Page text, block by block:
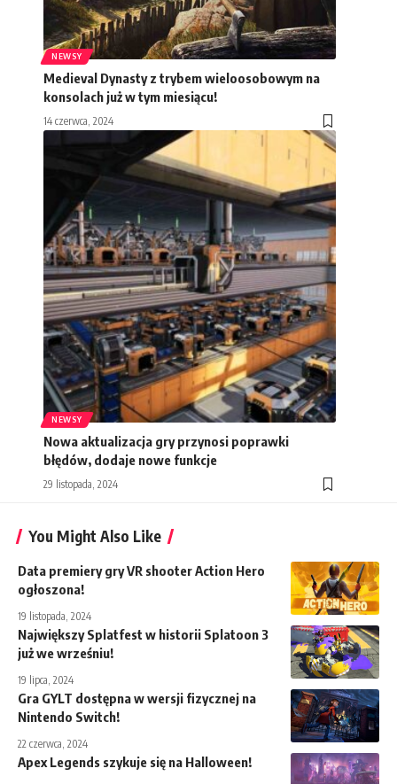
NEWSY
Medieval Dynasty z trybem wieloosobowym na
konsolach już w tym miesiącu!
14 czerwca, 2024
NEWSY
Nowa aktualizacja gry przynosi poprawki
błędów, dodaje nowe funkcje
29 listopada, 2024
You Might Also Like
Data premiery gry VR shooter Action Hero
ogłoszona!
19 listopada, 2024
Największy Splatfest w historii Splatoon 3
już we wrześniu!
19 lipca, 2024
Gra GYLT dostępna w wersji fizycznej na
Nintendo Switch!
22 czerwca, 2024
Apex Legends szykuje się na Halloween!